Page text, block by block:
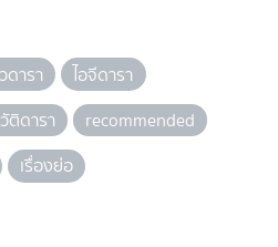
ดารา
ไอจีดารา
ติดารา
recommended
เรื่องย่อ